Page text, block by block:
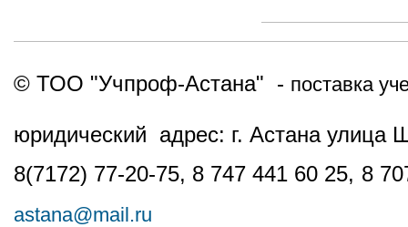
© ТОО "Учпроф-Астана" - поставка
юридический адрес: г. Астана
8(7172) 77-20-75, 8 747 441 60 25, 8
astana@mail.ru